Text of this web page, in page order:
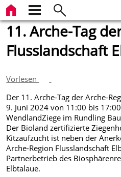
11. Arche-Tag
Flusslandschaft
Vorlesen
Der 11. Arche-Tag der Arche-
9. Juni 2024 von 11:00 bis
WendlandZiege im Rundling
Der Bioland zertifizierte
Kitzaufzucht ist neben der
Arche-Region Flusslandschaft
Partnerbetrieb des
Elbtalaue.